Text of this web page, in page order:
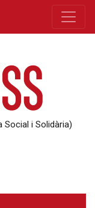
Social i Solidària)